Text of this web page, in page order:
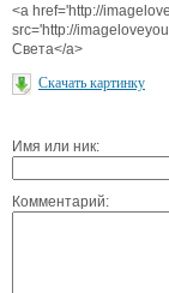
<a href='http://
src='http://
Света</a>
Скачать картинку
Имя или ник:
Комментарий: